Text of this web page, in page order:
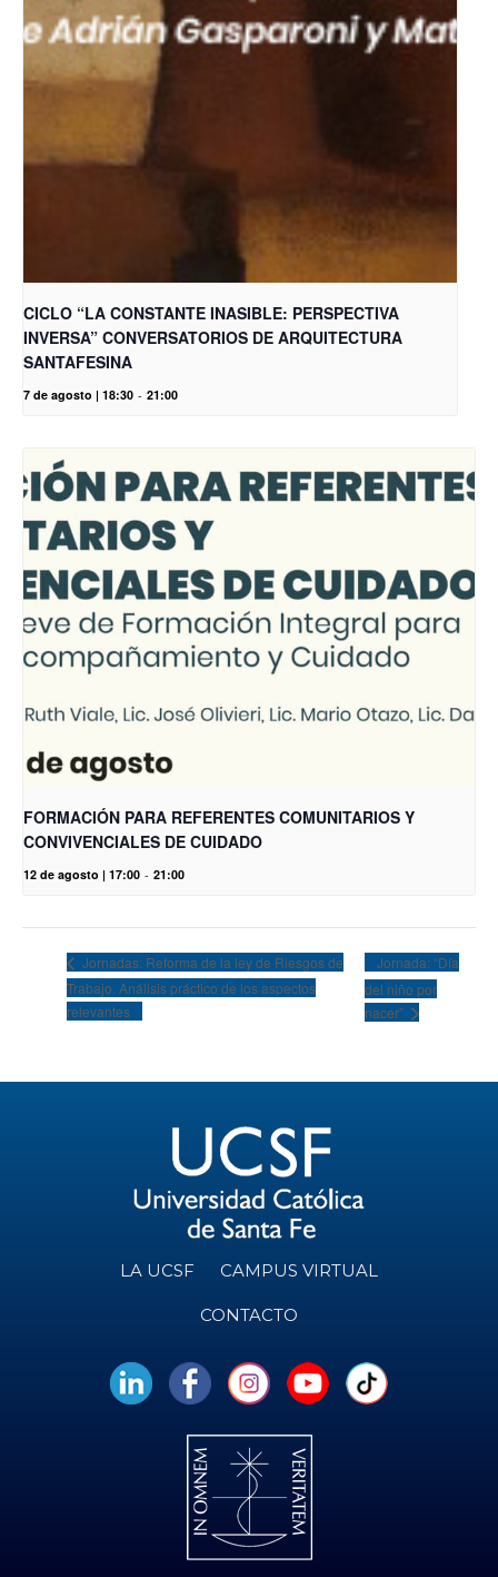
CICLO “LA CONSTANTE INASIBLE: PERSPECTIVA
INVERSA” CONVERSATORIOS DE ARQUITECTURA
SANTAFESINA
7 de agosto | 18:30 - 21:00
FORMACIÓN PARA REFERENTES COMUNITARIOS Y
CONVIVENCIALES DE CUIDADO
12 de agosto | 17:00 - 21:00
Jornadas: Reforma de la ley de Riesgos de
Trabajo. Análisis práctico de los aspectos
relevantes
Jornada: “Día
del niño por
nacer”
LA UCSF CAMPUS VIRTUAL
CONTACTO